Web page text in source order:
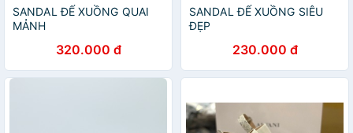
SANDAL ĐẾ XUỒNG QUAI
MẢNH
320.000 đ
SANDAL ĐẾ XUỒNG SIÊU
ĐẸP
230.000 đ